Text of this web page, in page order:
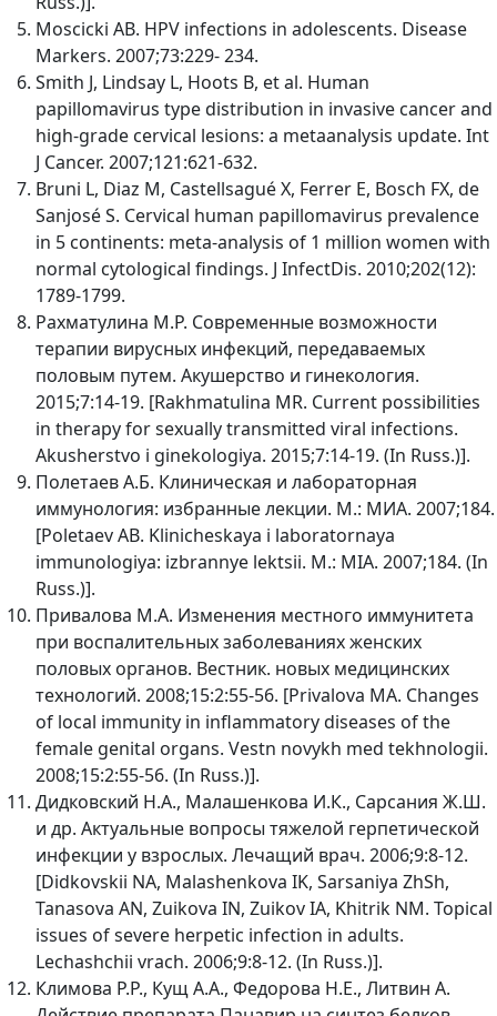
Moscicki AB. HPV infections in adolescents. Disease
Markers. 2007;73:229- 234.
Smith J, Lindsay L, Hoots B, et al. Human
papillomavirus type distribution in invasive cancer and
high-grade cervical lesions: a metaanalysis update. Int
J Cancer. 2007;121:621-632.
Bruni L, Diaz M, Castellsagué X, Ferrer E, Bosch FX, de
Sanjosé S. Cervical human papillomavirus prevalence
in 5 continents: meta-analysis of 1 million women with
normal cytological findings. J InfectDis. 2010;202(12):
1789-1799.
Рахматулина М.Р. Современные возможности
терапии вирусных инфекций, передаваемых
половым путем. Акушерство и гинекология.
2015;7:14-19. [Rakhmatulina MR. Current possibilities
in therapy for sexually transmitted viral infections.
Akusherstvo i ginekologiya. 2015;7:14-19. (In Russ.)].
Полетаев А.Б. Клиническая и лабораторная
иммунология: избранные лекции. М.: МИА. 2007;184.
[Poletaev AB. Klinicheskaya i laboratornaya
immunologiya: izbrannye lektsii. M.: MIA. 2007;184. (In
Russ.)].
Привалова М.А. Изменения местного иммунитета
при воспалительных заболеваниях женских
половых органов. Вестник. новых медицинских
технологий. 2008;15:2:55-56. [Privalova MA. Changes
of local immunity in inflammatory diseases of the
female genital organs. Vestn novykh med tekhnologii.
2008;15:2:55-56. (In Russ.)].
Дидковский Н.А., Малашенкова И.К., Сарсания Ж.Ш.
и др. Актуальные вопросы тяжелой герпетической
инфекции у взрослых. Лечащий врач. 2006;9:8-12.
[Didkovskii NA, Malashenkova IK, Sarsaniya ZhSh,
Tanasova AN, Zuikova IN, Zuikov IA, Khitrik NM. Topical
issues of severe herpetic infection in adults.
Lechashchii vrach. 2006;9:8-12. (In Russ.)].
Климова Р.Р., Кущ А.А., Федорова Н.Е., Литвин А.